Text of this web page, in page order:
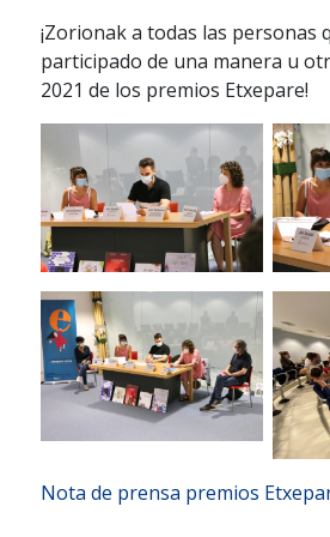
¡Zorionak a todas las personas
participado de una manera u
2021 de los premios Etxepare!
Nota de prensa premios